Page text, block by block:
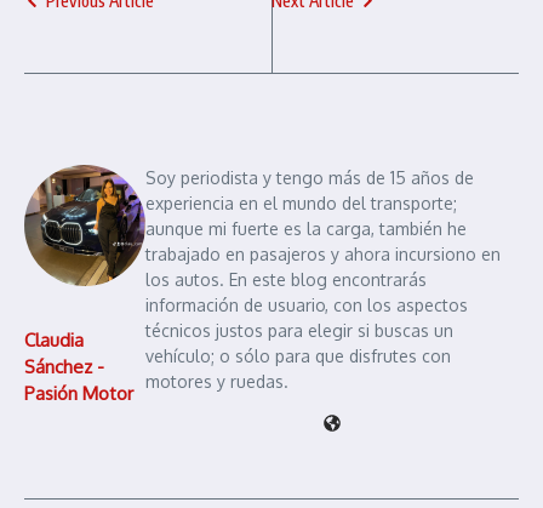
Claudia
Sánchez -
Pasión Motor
Soy periodista y tengo más de 15 años de
experiencia en el mundo del transporte;
aunque mi fuerte es la carga, también he
trabajado en pasajeros y ahora incursiono en
los autos. En este blog encontrarás
información de usuario, con los aspectos
técnicos justos para elegir si buscas un
vehículo; o sólo para que disfrutes con
motores y ruedas.